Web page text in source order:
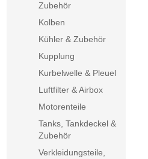
Zubehör
Kolben
Kühler & Zubehör
Kupplung
Kurbelwelle & Pleuel
Luftfilter & Airbox
Motorenteile
Tanks, Tankdeckel &
Zubehör
Verkleidungsteile,